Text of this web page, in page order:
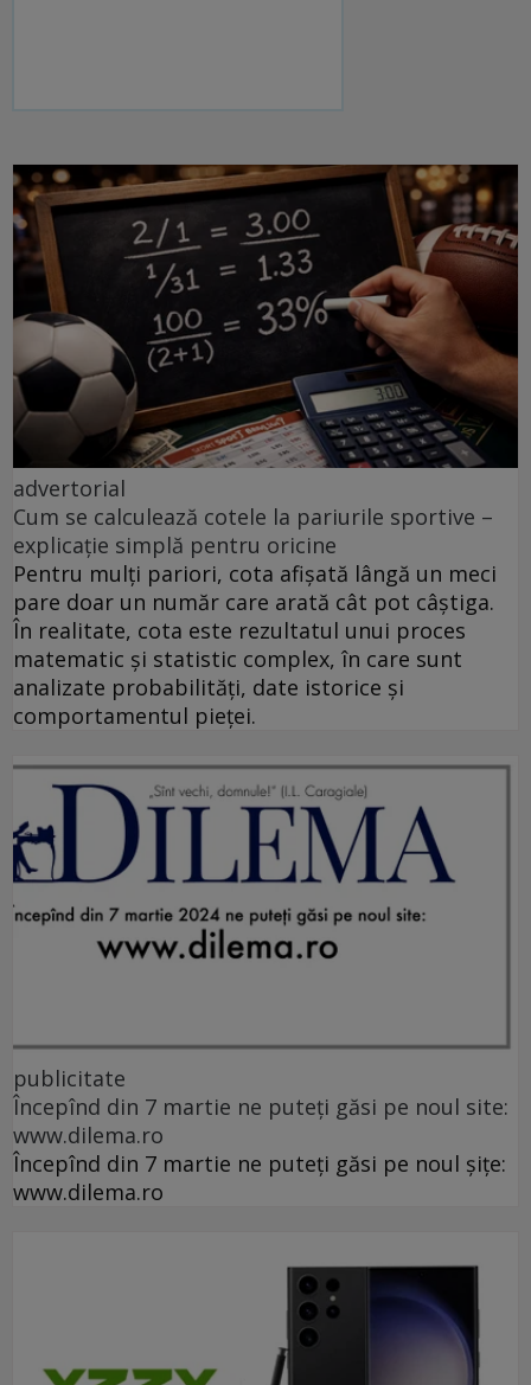
advertorial
Cum se calculează cotele la pariurile sportive –
explicație simplă pentru oricine
Pentru mulți pariori, cota afișată lângă un meci
pare doar un număr care arată cât pot câștiga.
În realitate, cota este rezultatul unui proces
matematic și statistic complex, în care sunt
analizate probabilități, date istorice și
comportamentul pieței.
publicitate
Începînd din 7 martie ne puteți găsi pe noul site:
www.dilema.ro
Începînd din 7 martie ne puteți găsi pe noul șițe:
www.dilema.ro